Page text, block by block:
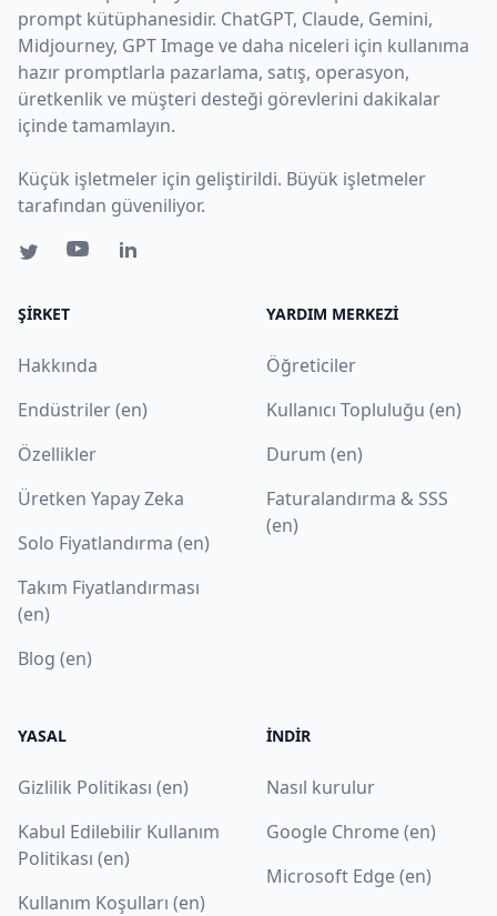
prompt kütüphanesidir. ChatGPT, Claude, Gemini,
Midjourney, GPT Image ve daha niceleri için kullanıma
hazır promptlarla pazarlama, satış, operasyon,
üretkenlik ve müşteri desteği görevlerini dakikalar
içinde tamamlayın.
Küçük işletmeler için geliştirildi. Büyük işletmeler
tarafından güveniliyor.
ŞIRKET
Hakkında
Endüstriler (en)
Özellikler
Üretken Yapay Zeka
Solo Fiyatlandırma (en)
Takım Fiyatlandırması
(en)
Blog (en)
YARDIM MERKEZI
Öğreticiler
Kullanıcı Topluluğu (en)
Durum (en)
Faturalandırma & SSS
(en)
YASAL
Gizlilik Politikası (en)
Kabul Edilebilir Kullanım
Politikası (en)
Kullanım Koşulları (en)
İNDIR
Nasıl kurulur
Google Chrome (en)
Microsoft Edge (en)